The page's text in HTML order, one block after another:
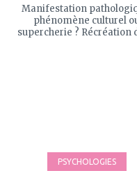
Manifestation
phénomène culturel
supercherie ? Récréation
PSYCHOLOGIES